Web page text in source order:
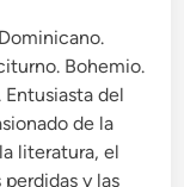
Bohemio.
del
de la
literatura, el
y las